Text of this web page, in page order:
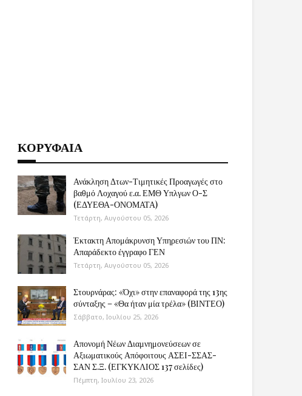
ΚΟΡΥΦΑΙΑ
Ανάκληση Δτων-Τιμητικές Προαγωγές στο
βαθμό Λοχαγού ε.α. ΕΜΘ Υπλγων Ο-Σ
(ΕΔΥΕΘΑ-ΟΝΟΜΑΤΑ)
Τετάρτη, Αυγούστου 05, 2026
Έκτακτη Απομάκρυνση Υπηρεσιών του ΠΝ:
Απαράδεκτο έγγραφο ΓΕΝ
Τετάρτη, Αυγούστου 05, 2026
Στουρνάρας: «Όχι» στην επαναφορά της 13ης
σύνταξης – «Θα ήταν μία τρέλα» (ΒΙΝΤΕΟ)
Σάββατο, Ιουλίου 25, 2026
Απονομή Νέων Διαμνημονεύσεων σε
Αξιωματικούς Απόφοιτους ΑΣΕΙ-ΣΣΑΣ-
ΣΑΝ Σ.Ξ. (ΕΓΚΥΚΛΙΟΣ 137 σελίδες)
Πέμπτη, Ιουλίου 23, 2026